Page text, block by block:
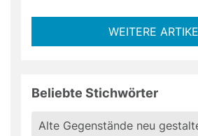
WEITERE
Beliebte Stichwörter
Alte Gegenstände neu